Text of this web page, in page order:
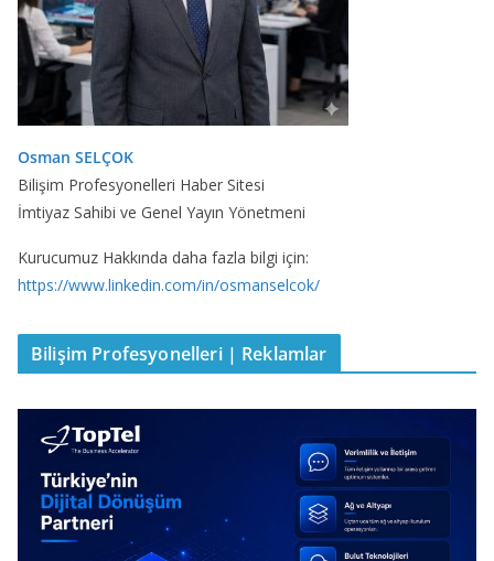
Osman SELÇOK
Bilişim Profesyonelleri Haber Sitesi
İmtiyaz Sahibi ve Genel Yayın Yönetmeni
Kurucumuz Hakkında daha fazla bilgi için:
https://www.linkedin.com/in/osmanselcok/
Bilişim Profesyonelleri | Reklamlar